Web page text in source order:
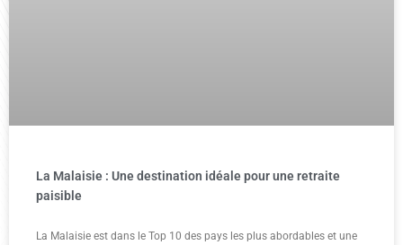
La Malaisie : Une destination idéale pour une retraite
paisible
La Malaisie est dans le Top 10 des pays les plus abordables et une